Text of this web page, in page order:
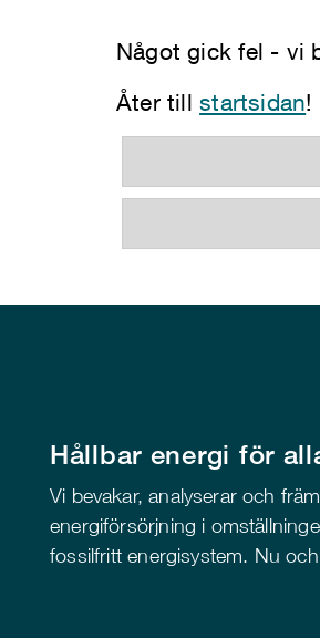
Något gick fel - vi
Åter tillstartsidan!
Hållbar energi för
Vi bevakar, analyserar och
energiförsörjning i
fossilfritt energisystem. Nu